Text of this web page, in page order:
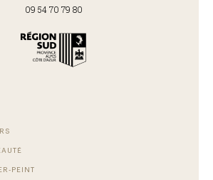
09 54 70 79 80
PEINT